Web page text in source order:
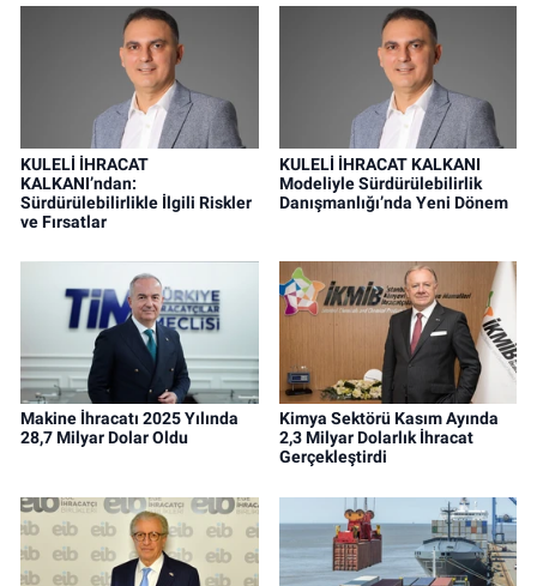
KULELİ İHRACAT
KALKANI’ndan:
Sürdürülebilirlikle İlgili Riskler
ve Fırsatlar
KULELİ İHRACAT KALKANI
Modeliyle Sürdürülebilirlik
Danışmanlığı’nda Yeni Dönem
Makine İhracatı 2025 Yılında
28,7 Milyar Dolar Oldu
Kimya Sektörü Kasım Ayında
2,3 Milyar Dolarlık İhracat
Gerçekleştirdi